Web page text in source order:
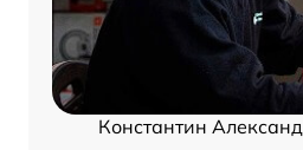
Константин